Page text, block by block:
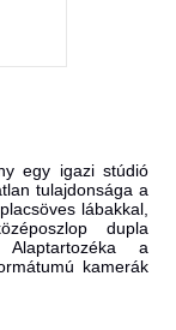
egy igazi stúdió
tulajdonsága a
lábakkal,
dupla
a
kamerák